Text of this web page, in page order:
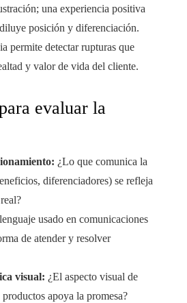
una experiencia positiva
posición y diferenciación.
permite detectar rupturas que
y valor de vida del cliente.
evaluar la
¿Lo que comunica la
diferenciadores) se refleja
usado en comunicaciones
de atender y resolver
visual: ¿El aspecto visual de
apoya la promesa?